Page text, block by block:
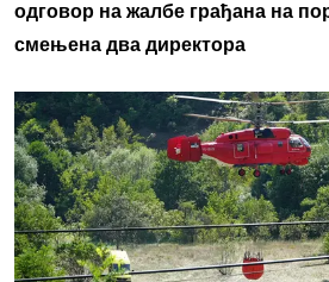
одговор на жалбе грађана на
смењена два директора